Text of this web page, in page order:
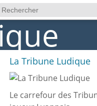
La Tribune Ludique
Le carrefour des